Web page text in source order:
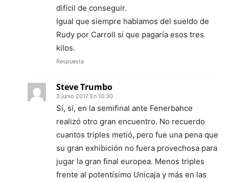
difícil de conseguir.
Igual que siempre hablamos del sueldo de
Rudy por Carroll si que pagaría esos tres
kilos.
Respuesta
Steve Trumbo
3 junio 2017 En 10:30
Sí, sí, en la semifinal ante Fenerbahce
realizó otro gran encuentro. No recuerdo
cuantos triples metió, pero fue una pena que
su gran exhibición no fuera provechosa para
jugar la gran final europea. Menos triples
frente al potentísimo Unicaja y más en las